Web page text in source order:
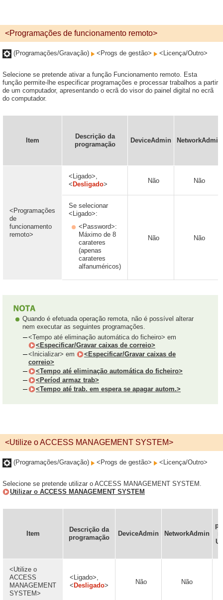
<Programações de funcionamento remoto>
(Programações/Gravação) <Progs de gestão> <Licença/Outro>
Selecione se pretende ativar a função Funcionamento remoto. Esta
função permite-lhe especificar programações e processar trabalhos a partir
de um computador, apresentando o ecrã do visor do painel digital no ecrã
do computador.
Item
Descrição da
programação
DeviceAdmin NetworkAdmin
<Programações
de
funcionamento
remoto>
<Ligado>,
< Desligado> Não Não
Se selecionar
<Ligado>:
<Password>:
Máximo de 8
carateres
(apenas
carateres
alfanuméricos)
Não Não
Quando é efetuada operação remota, não é possível alterar
nem executar as seguintes programações.
<Tempo até eliminação automática do ficheiro> em
<Especificar/Gravar caixas de correio>
<Inicializar> em
<Especificar/Gravar caixas de
correio>
<Tempo até eliminação automática do ficheiro>
<Períod armaz trab>
<Tempo até trab. em espera se apagar autom.>
<Utilize o ACCESS MANAGEMENT SYSTEM>
(Programações/Gravação) <Progs de gestão> <Licença/Outro>
Selecione se pretende utilizar o ACCESS MANAGEMENT SYSTEM.
Utilizar o ACCESS MANAGEMENT SYSTEM
Item
Descrição da
programação
DeviceAdmin NetworkAdmin
<Utilize o
ACCESS
MANAGEMENT
SYSTEM>
<Ligado>,
< Desligado> Não Não